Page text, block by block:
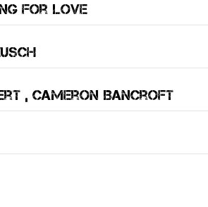
for Love
, Cameron Bancroft